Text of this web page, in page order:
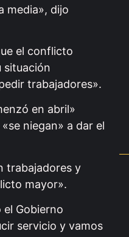
media», dijo
el conflicto
situación
trabajadores».
en abril»
niegan» a dar el
trabajadores y
mayor».
el Gobierno
servicio y vamos